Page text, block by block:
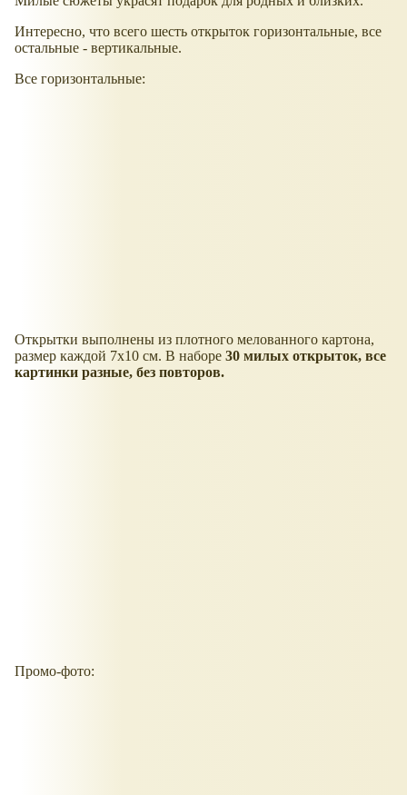
Интересно, что всего шесть открыток горизонтальные, все
остальные - вертикальные.
Все горизонтальные:
Открытки выполнены из плотного мелованного картона,
размер каждой 7х10 см. В наборе 30 милых открыток, все
картинки разные, без повторов.
Промо-фото: